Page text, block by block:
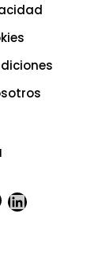
LinkedIn